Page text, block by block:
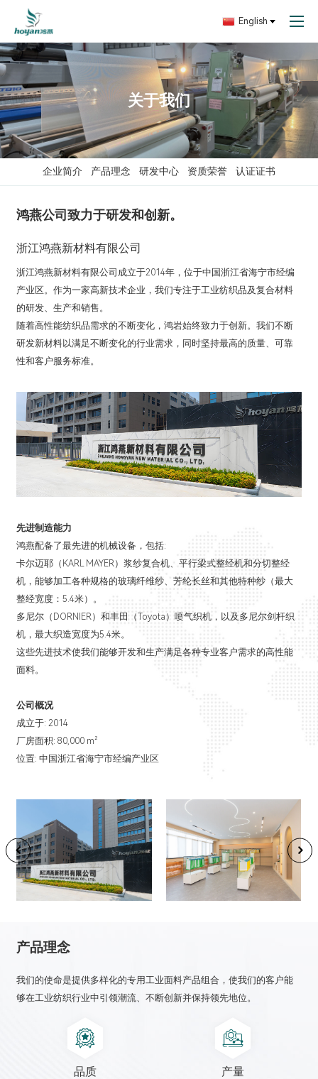
English
关于我们
企业简介 产品理念 研发中心 资质荣誉 认证证书
鸿燕公司致力于研发和创新。
浙江鸿燕新材料有限公司
浙江鸿燕新材料有限公司成立于2014年，位于中国浙江省海宁市经编
产业区。作为一家高新技术企业，我们专注于工业纺织品及复合材料
的研发、生产和销售。
随着高性能纺织品需求的不断变化，鸿岩始终致力于创新。我们不断
研发新材料以满足不断变化的行业需求，同时坚持最高的质量、可靠
性和客户服务标准。
先进制造能力
鸿燕配备了最先进的机械设备，包括:
卡尔迈耶（KARL MAYER）浆纱复合机、平行梁式整经机和分切整经
机，能够加工各种规格的玻璃纤维纱、芳纶长丝和其他特种纱（最大
整经宽度：5.4米）。
多尼尔（DORNIER）和丰田（Toyota）喷气织机，以及多尼尔剑杆织
机，最大织造宽度为5.4米。
这些先进技术使我们能够开发和生产满足各种专业客户需求的高性能
面料。
公司概况
成立于: 2014
厂房面积: 80,000 m²
位置: 中国浙江省海宁市经编产业区
产品理念
我们的使命是提供多样化的专用工业面料产品组合，使我们的客户能
够在工业纺织行业中引领潮流、不断创新并保持领先地位。
品质 产量